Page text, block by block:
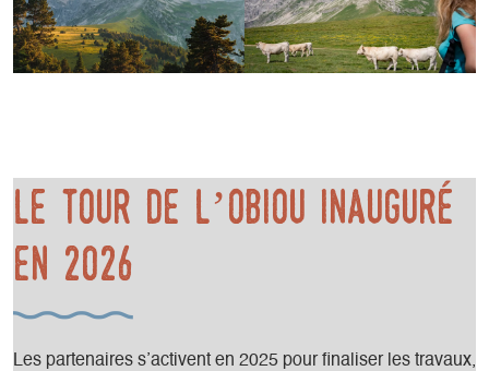
Le Tour de l’Obiou inauguré
en 2026
Les partenaires s’activent en 2025 pour finaliser les travaux,